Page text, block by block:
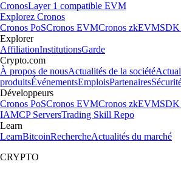
CronosLayer 1 compatible EVM
Explorez Cronos
Cronos PoSCronos EVMCronos zkEVMSDK
Explorer
AffiliationInstitutionsGarde
Crypto.com
À propos de nousActualités de la société
produitsÉvénementsEmploisPartenaires
Développeurs
Cronos PoSCronos EVMCronos zkEVMSDK
IAMCP ServersTrading Skill Repo
Learn
LearnBitcoinRechercheActualités du marché
CRYPTO